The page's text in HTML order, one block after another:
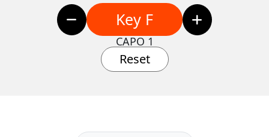
Key F
CAPO 1
Reset